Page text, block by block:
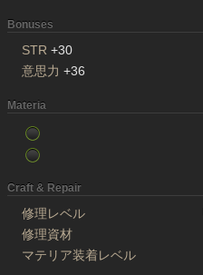
Bonuses
STR +30
意思力 +36
Materia
Craft & Repair
修理レベル
修理資材
マテリア装着レベル